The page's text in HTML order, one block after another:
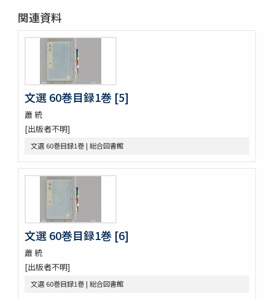
竒品家雅見 3巻附録1巻
好色一代女 6巻
新うす雪物語 5巻
新撰卅六貝倭謌
好色春画本目録
禮書 150巻 (存9巻)
塵劫記 3巻 (存1巻)
東海道綱目分間之圖 5巻
屋外乃萩 ; 稲種考
蘿鬘 3巻
玉襷添紐下解
玉鉾百首
音義本末考
玉鉾の本末
槙のいた屋
関連資料
文選 60巻目録1巻 [5]
蕭 統
[出版者不明]
文選 60巻目録1巻 | 総合図書館
文選 60巻目録1巻 [6]
蕭 統
[出版者不明]
文選 60巻目録1巻 | 総合図書館